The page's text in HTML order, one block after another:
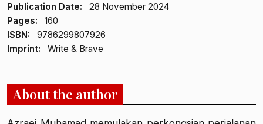
Publication Date:
28 November 2024
Pages:
160
ISBN:
9786299807926
Imprint:
Write & Brave
About the author